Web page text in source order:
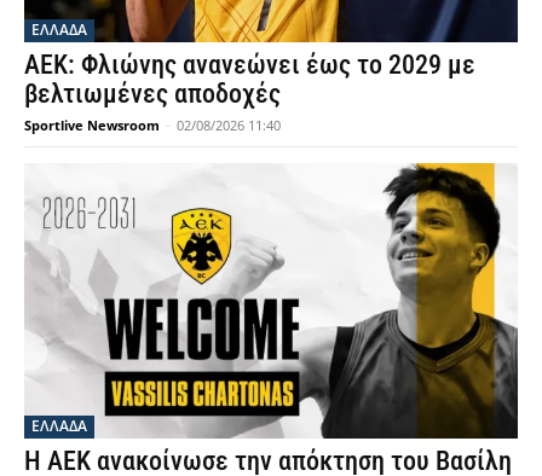
ΕΛΛΑΔΑ
ΑΕΚ: Φλιώνης ανανεώνει έως το 2029 με
βελτιωμένες αποδοχές
Sportlive Newsroom - 02/08/2026 11:40
ΕΛΛΑΔΑ
Η ΑΕΚ ανακοίνωσε την απόκτηση του Βασίλη